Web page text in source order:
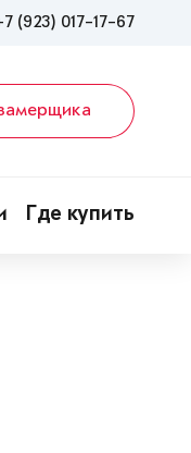
(923) 017-17-67
Где купить